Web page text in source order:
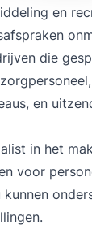
en
die
en
in het
voor